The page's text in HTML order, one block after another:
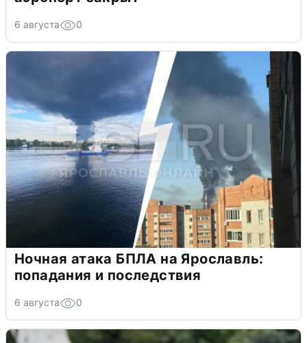
6 августа 0
Ночная атака БПЛА на Ярославль:
попадания и последствия
6 августа 0